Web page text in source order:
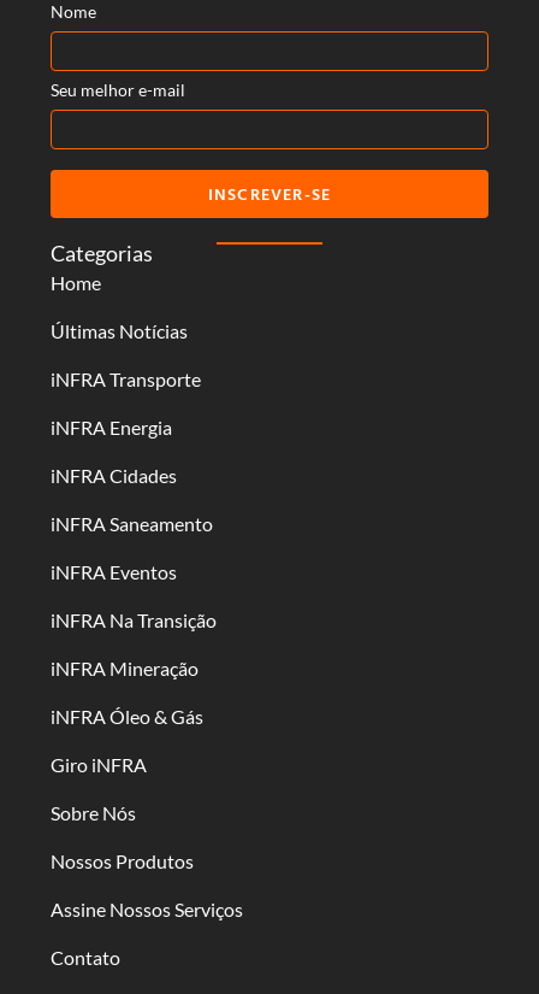
Categorias
Home
Últimas Notícias
iNFRA Transporte
iNFRA Energia
iNFRA Cidades
iNFRA Saneamento
iNFRA Eventos
iNFRA Na Transição
iNFRA Mineração
iNFRA Óleo & Gás
Giro iNFRA
Sobre Nós
Nossos Produtos
Assine Nossos Serviços
Contato
Nome
Seu melhor e-mail
INSCREVER-SE